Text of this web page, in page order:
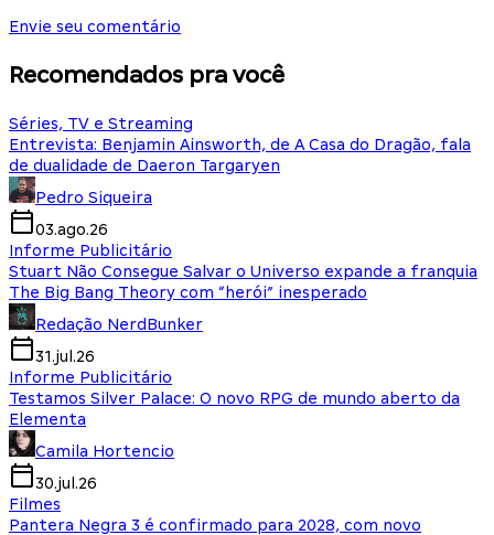
Envie seu comentário
Recomendados pra você
Séries, TV e Streaming
Entrevista: Benjamin Ainsworth, de A Casa do Dragão, fala
de dualidade de Daeron Targaryen
Pedro Siqueira
03.ago.26
Informe Publicitário
Stuart Não Consegue Salvar o Universo expande a franquia
The Big Bang Theory com “herói” inesperado
Redação NerdBunker
31.jul.26
Informe Publicitário
Testamos Silver Palace: O novo RPG de mundo aberto da
Elementa
Camila Hortencio
30.jul.26
Filmes
Pantera Negra 3 é confirmado para 2028, com novo